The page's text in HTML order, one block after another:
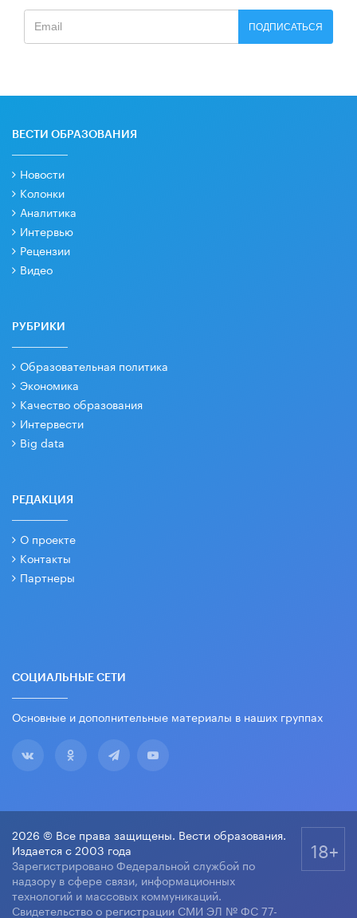
ПОДПИСАТЬСЯ
ВЕСТИ ОБРАЗОВАНИЯ
Новости
Колонки
Аналитика
Интервью
Рецензии
Видео
РУБРИКИ
Образовательная политика
Экономика
Качество образования
Интервести
Big data
РЕДАКЦИЯ
О проекте
Контакты
Партнеры
СОЦИАЛЬНЫЕ СЕТИ
Основные и дополнительные материалы в наших группах
2026 © Все права защищены. Вести образования.
Издается с 2003 года
Зарегистрировано Федеральной службой по
надзору в сфере связи, информационных
технологий и массовых коммуникаций.
Свидетельство о регистрации СМИ ЭЛ № ФС 77-
18+